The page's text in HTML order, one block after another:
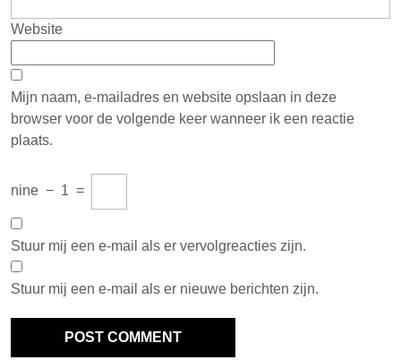
Website
Mijn naam, e-mailadres en website opslaan in deze
browser voor de volgende keer wanneer ik een reactie
plaats.
nine − 1 =
Stuur mij een e-mail als er vervolgreacties zijn.
Stuur mij een e-mail als er nieuwe berichten zijn.